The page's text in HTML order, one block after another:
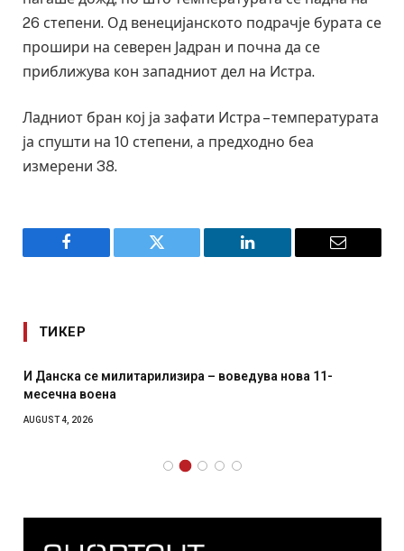
26 степени. Од венецијанското подрачје бурата се
прошири на северен Јадран и почна да се
приближува кон западниот дел на Истра.
Ладниот бран кој ја зафати Истра – температурата
ја спушти на 10 степени, а предходно беа
измерени 38.
Facebook Twitter LinkedIn Email
ТИКЕР
И Данска се милитарилизира – воведува нова 11-
месечна воена
AUGUST 4, 2026